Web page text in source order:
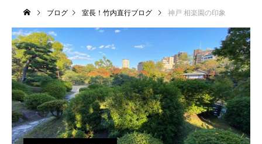
ブログ 室長！竹内直行ブログ 神戸 相楽園の印象